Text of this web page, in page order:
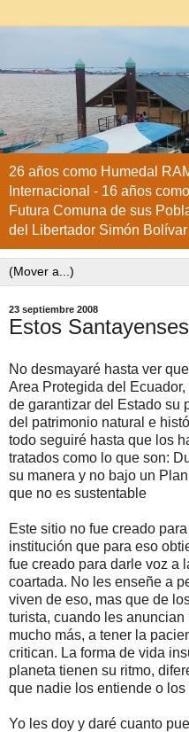
26 años como Humedal
Internacional - 16 años
Futura Comuna de sus
del Libertador Simón Bolívar
23 septiembre 2008
Estos
No desmayaré hasta ver
Area Protegida del
de garantizar del Estado su
del patrimonio natural e
todo seguiré hasta que los
tratados como lo que son:
su manera y no bajo un
que no es sustentable
Este sitio no fue creado
institución que para eso
fue creado para darle voz a
coartada. No les enseñe a
viven de eso, mas que de
turista, cuando les
mucho más, a tener la
critican. La forma de vida
planeta tienen su ritmo,
que nadie los entiende o
Yo les doy y daré cuanto